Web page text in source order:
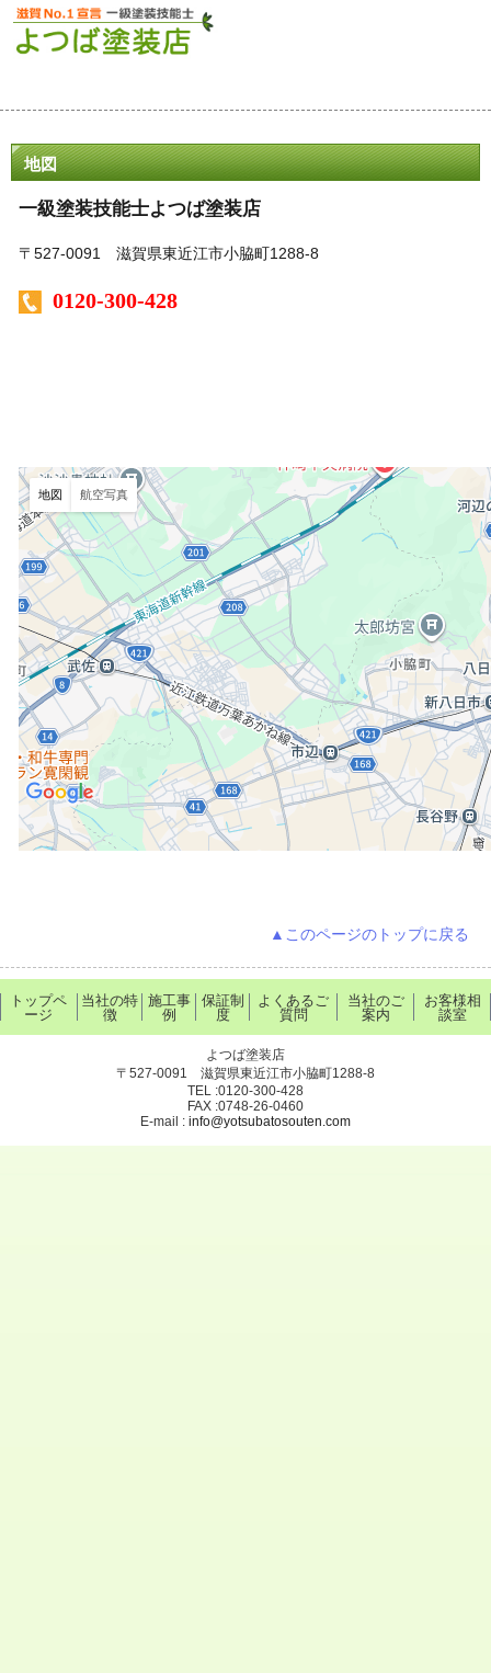
地図
一級塗装技能士よつば塗装店
〒527-0091 滋賀県東近江市小脇町1288-8
0120-300-428
地図 航空写真
▲このページのトップに戻る
トップペ
ージ
当社の特
徴
施工事
例
保証制
度
よくあるご
質問
当社のご
案内
お客様相
談室
よつば塗装店
〒527-0091 滋賀県東近江市小脇町1288-8
TEL :0120-300-428
FAX :0748-26-0460
E-mail : info@yotsubatosouten.com